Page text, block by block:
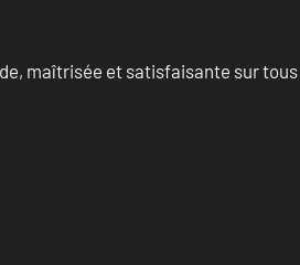
maîtrisée et satisfaisante sur